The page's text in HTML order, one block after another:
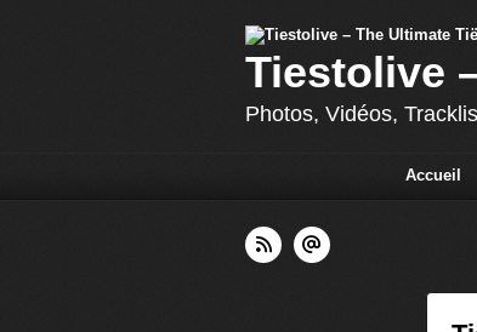
Tiestolive
Photos, Vidéos,
Accueil